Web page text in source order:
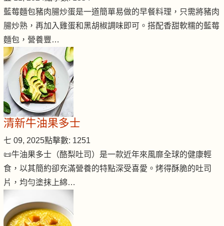
藍莓麵包豬肉腸炒蛋是一道簡單易做的早餐料理，只需將豬肉
腸炒熟，再加入雞蛋和黑胡椒調味即可。搭配香甜軟糯的藍莓
麵包，營養豐…
清新牛油果多士
七 09, 2025點擊數: 1251
📜牛油果多士（酪梨吐司）是一款近年來風靡全球的健康輕
食，以其簡約卻充滿營養的特點深受喜愛。烤得酥脆的吐司
片，均勻塗抹上綿…